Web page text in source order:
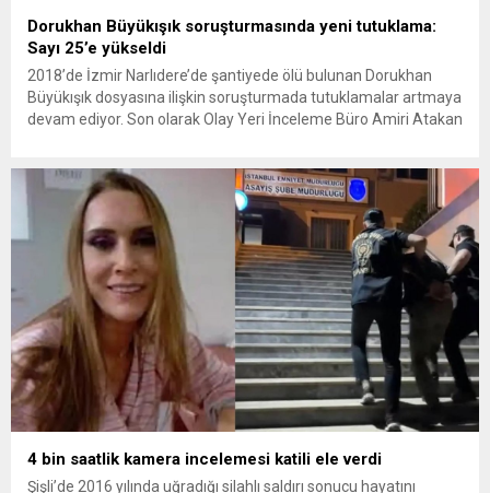
Dorukhan Büyükışık soruşturmasında yeni tutuklama:
Sayı 25’e yükseldi
2018’de İzmir Narlıdere’de şantiyede ölü bulunan Dorukhan
Büyükışık dosyasına ilişkin soruşturmada tutuklamalar artmaya
devam ediyor. Son olarak Olay Yeri İnceleme Büro Amiri Atakan
bulunan Dorukhan Büyükışık’a ilişkin yeniden açılan
soruşturmada tutuklamalar genişliyor. Son olarak dönemin...
4 bin saatlik kamera incelemesi katili ele verdi
Şişli’de 2016 yılında uğradığı silahlı saldırı sonucu hayatını